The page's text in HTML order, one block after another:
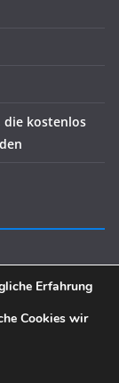
die kostenlos
von
Erfahrung
Cookies wir